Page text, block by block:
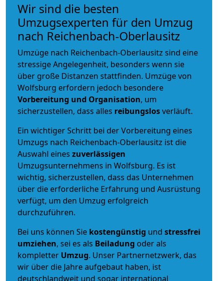
Wir sind die besten
Umzugsexperten für den Umzug
nach Reichenbach-Oberlausitz
Umzüge nach Reichenbach-Oberlausitz sind eine
stressige Angelegenheit, besonders wenn sie
über große Distanzen stattfinden. Umzüge von
Wolfsburg erfordern jedoch besondere
Vorbereitung und Organisation, um
sicherzustellen, dass alles reibungslosverläuft.
Ein wichtiger Schritt bei der Vorbereitung eines
Umzugs nach Reichenbach-Oberlausitz ist die
Auswahl eines zuverlässigen
Umzugsunternehmens in Wolfsburg. Es ist
wichtig, sicherzustellen, dass das Unternehmen
über die erforderliche Erfahrung und Ausrüstung
verfügt, um den Umzug erfolgreich
durchzuführen.
Bei uns können Sie kostengünstig und stressfrei
umziehen, sei es als Beiladung oder als
kompletter Umzug. Unser Partnernetzwerk, das
wir über die Jahre aufgebaut haben, ist
deutschlandweit und sogar international